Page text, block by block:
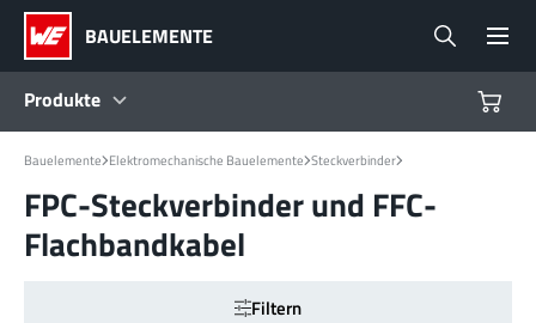
BAUELEMENTE
Produkte
Produkte
Referenzdesigns
Bauelemente Elektromechanische Bauelemente Steckverbinder
FPC-Steckverbinder und FFC-
Flachbandkabel
Filtern